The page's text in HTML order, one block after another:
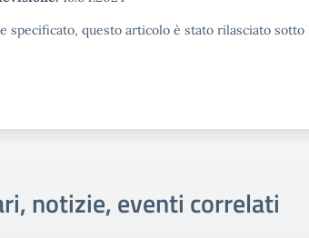
specificato, questo articolo è stato rilasciato
notizie, eventi correlati